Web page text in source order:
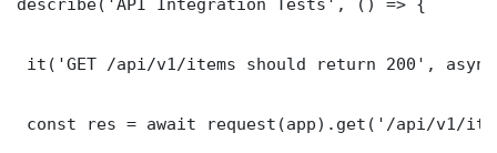
describe('API Integration Tests', () => {
it('GET /api/v1/items should return 200',
const res = await request(app).get('/api/v1/